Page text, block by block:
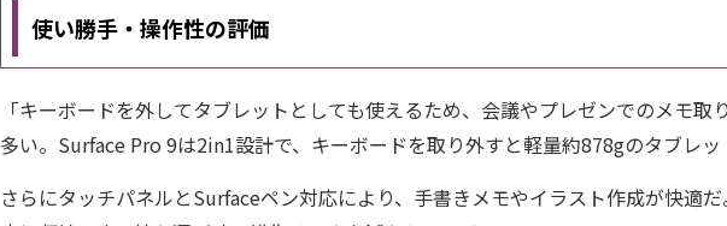
使い勝手・操作性の評価
「キーボードを外してタブレットとしても使えるため、会議やプレゼンでのメモ取
多い。Surface Pro 9は2in1設計で、キーボードを取り外すと軽量約878gのタブレ
さらにタッチパネルとSurfaceペン対応により、手書きメモやイラスト作成が快適